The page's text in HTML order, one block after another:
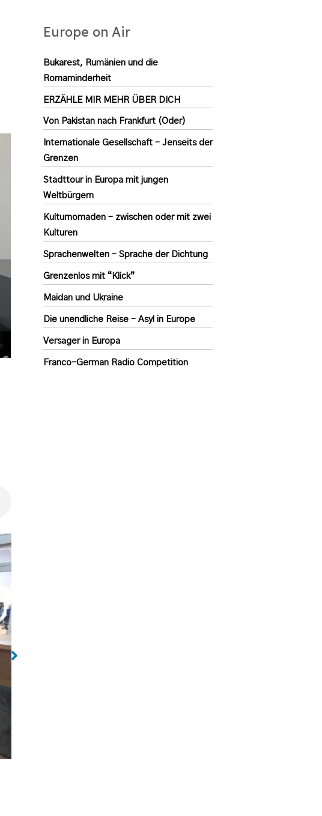
Europe on Air
Bukarest, Rumänien und die
Romaminderheit
ERZÄHLE MIR MEHR ÜBER DICH
Von Pakistan nach Frankfurt (Oder)
Internationale Gesellschaft – Jenseits der
Grenzen
Stadttour in Europa mit jungen
Weltbürgern
Kulturnomaden – zwischen oder mit zwei
Kulturen
Sprachenwelten – Sprache der Dichtung
Grenzenlos mit “Klick”
Maidan und Ukraine
Die unendliche Reise – Asyl in Europe
Versager in Europa
Franco-German Radio Competition